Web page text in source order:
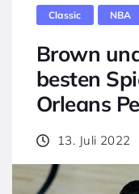
Classic NBA
Brown
besten
Orleans
13. Juli 2022